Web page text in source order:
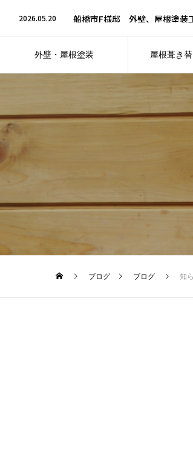
外壁・屋根塗装
屋根葺き替
2026.05.20 船橋市F様邸 外壁、屋根塗装
2026.04.30 鎌ケ谷市N様邸 外壁・屋根板
鎌ケ谷市O様邸 外壁・屋根塗
2026.07.6 松戸市S様邸 外壁塗装、屋根
ブログ ブログ 知